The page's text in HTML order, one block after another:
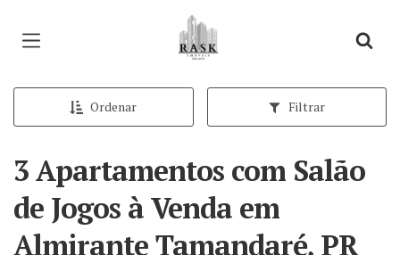
Página inicial
Ordenar Filtrar
3 Apartamentos com Salão
de Jogos à Venda em
Almirante Tamandaré, PR